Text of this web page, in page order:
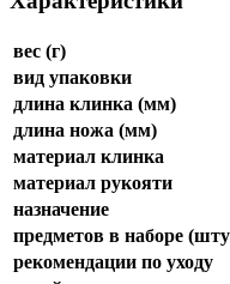
вес (г)
вид упаковки
длина клинка (мм)
длина ножа (мм)
материал клинка
материал рукояти
назначение
предметов в наборе
рекомендации по уходу